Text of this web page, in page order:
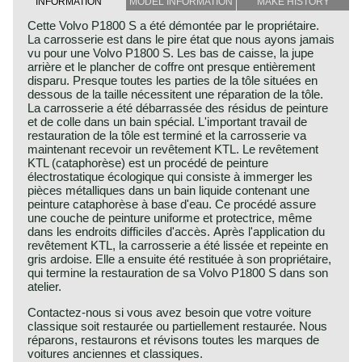
Cette Volvo P1800 S a été démontée par le propriétaire.
La carrosserie est dans le pire état que nous ayons jamais
vu pour une Volvo P1800 S. Les bas de caisse, la jupe
arrière et le plancher de coffre ont presque entièrement
disparu. Presque toutes les parties de la tôle situées en
dessous de la taille nécessitent une réparation de la tôle.
La carrosserie a été débarrassée des résidus de peinture
et de colle dans un bain spécial. L'important travail de
restauration de la tôle est terminé et la carrosserie va
maintenant recevoir un revêtement KTL. Le revêtement
KTL (cataphorèse) est un procédé de peinture
électrostatique écologique qui consiste à immerger les
pièces métalliques dans un bain liquide contenant une
peinture cataphorèse à base d'eau. Ce procédé assure
une couche de peinture uniforme et protectrice, même
dans les endroits difficiles d'accès. Après l'application du
revêtement KTL, la carrosserie a été lissée et repeinte en
gris ardoise. Elle a ensuite été restituée à son propriétaire,
qui termine la restauration de sa Volvo P1800 S dans son
atelier.
Contactez-nous si vous avez besoin que votre voiture
classique soit restaurée ou partiellement restaurée. Nous
réparons, restaurons et révisons toutes les marques de
voitures anciennes et classiques.